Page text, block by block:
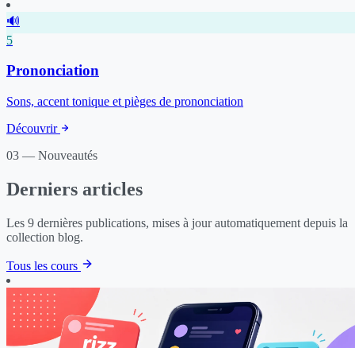
🔊
5
Prononciation
Sons, accent tonique et pièges de prononciation
Découvrir
03 — Nouveautés
Derniers articles
Les 9 dernières publications, mises à jour automatiquement depuis la
collection blog.
Tous les cours